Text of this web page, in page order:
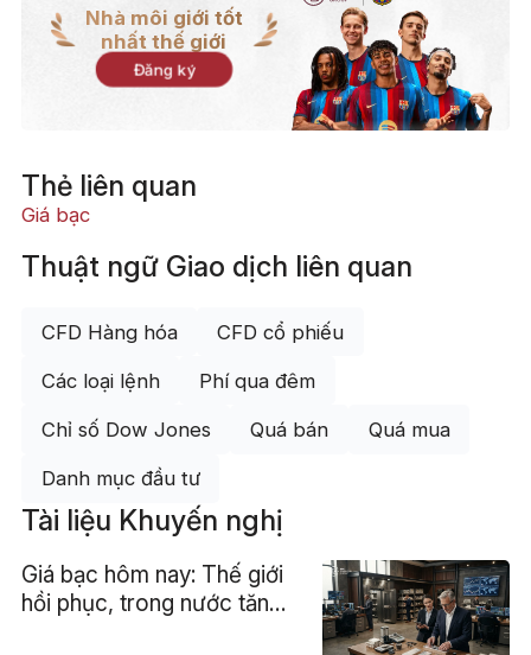
Nhà môi giới tốt
nhất thế giới
Đăng ký
Thẻ liên quan
Giá bạc
Thuật ngữ Giao dịch liên quan
CFD Hàng hóa CFD cổ phiếu
Các loại lệnh Phí qua đêm
Chỉ số Dow Jones Quá bán Quá mua
Danh mục đầu tư
Tài liệu Khuyến nghị
Giá bạc hôm nay: Thế giới
hồi phục, trong nước tăng